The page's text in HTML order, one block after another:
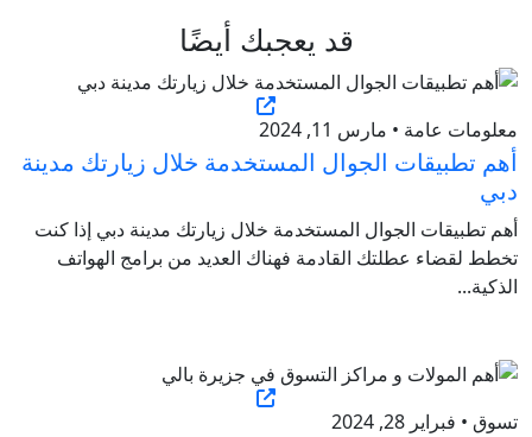
قد يعجبك أيضًا
معلومات عامة • مارس 11, 2024
أهم تطبيقات الجوال المستخدمة خلال زيارتك مدينة
دبي
أهم تطبيقات الجوال المستخدمة خلال زيارتك مدينة دبي إذا كنت
تخطط لقضاء عطلتك القادمة فهناك العديد من برامج الهواتف
الذكية...
تسوق • فبراير 28, 2024